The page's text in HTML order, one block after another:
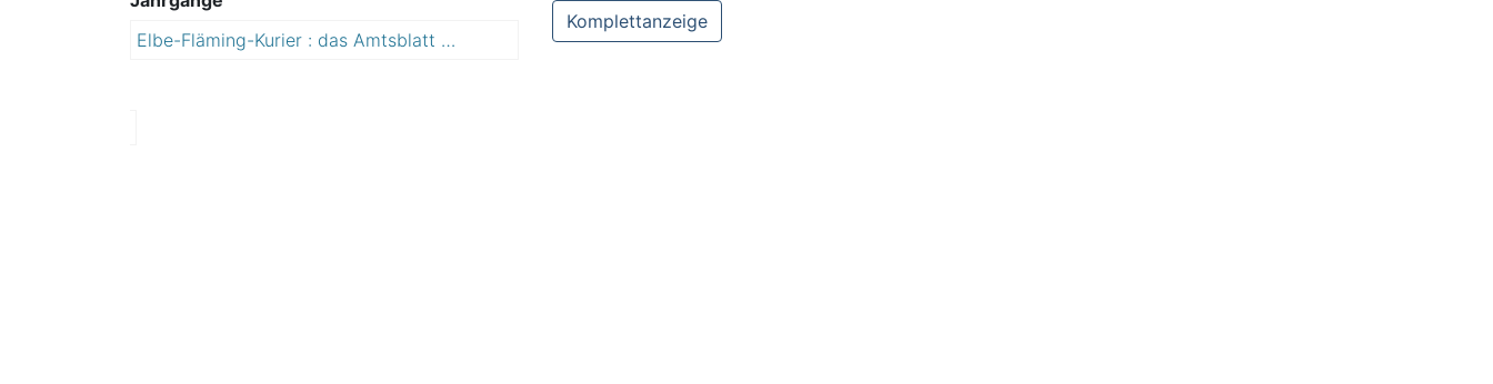
Elbe-Fläming-Kurier : das Amtsblatt der Stadt Coswig (Anhalt)
Komplettanzeige